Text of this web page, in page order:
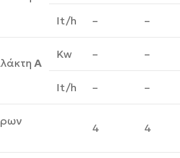
It/h – –
Α
Kw – –
It/h – –
4 4